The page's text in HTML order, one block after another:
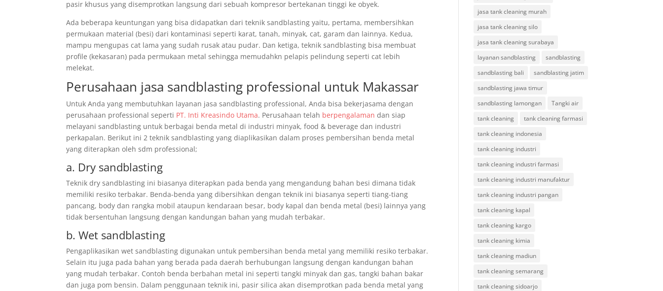
pasir khusus yang disemprotkan langsung dari sebuah kompresor bertekanan tinggi ke obyek.
Ada beberapa keuntungan yang bisa didapatkan dari teknik sandblasting yaitu, pertama, membersihkan
permukaan material (besi) dari kontaminasi seperti karat, tanah, minyak, cat, garam dan lainnya. Kedua,
mampu mengupas cat lama yang sudah rusak atau pudar. Dan ketiga, teknik sandblasting bisa membuat
profile (kekasaran) pada permukaan metal sehingga memudahkn pelapis pelindung seperti cat lebih
melekat.
Perusahaan jasa sandblasting professional untuk Makassar
Untuk Anda yang membutuhkan layanan jasa sandblasting professional, Anda bisa bekerjasama dengan
perusahaan professional seperti PT. Inti Kreasindo Utama. Perusahaan telah berpengalaman dan siap
melayani sandblasting untuk berbagai benda metal di industri minyak, food & beverage dan industri
perkapalan. Berikut ini 2 teknik sandblasting yang diaplikasikan dalam proses pembersihan benda metal
yang diterapkan oleh sdm professional;
a. Dry sandblasting
Teknik dry sandblasting ini biasanya diterapkan pada benda yang mengandung bahan besi dimana tidak
memiliki resiko terbakar. Benda-benda yang dibersihkan dengan teknik ini biasanya seperti tiang-tiang
pancang, body dan rangka mobil ataupun kendaraan besar, body kapal dan benda metal (besi) lainnya yang
tidak bersentuhan langsung dengan kandungan bahan yang mudah terbakar.
b. Wet sandblasting
Pengaplikasikan wet sandblasting digunakan untuk pembersihan benda metal yang memiliki resiko terbakar.
Selain itu juga pada bahan yang berada pada daerah berhubungan langsung dengan kandungan bahan
yang mudah terbakar. Contoh benda berbahan metal ini seperti tangki minyak dan gas, tangki bahan bakar
dan juga pom bensin. Dalam penggunaan teknik ini, pasir silica akan disemprotkan pada benda metal yang
jasa tank cleaning murah
jasa tank cleaning silo
jasa tank cleaning surabaya
layanan sandblasting
sandblasting
sandblasting bali
sandblasting jatim
sandblasting jawa timur
sandblasting lamongan
Tangki air
tank cleaning
tank cleaning farmasi
tank cleaning indonesia
tank cleaning industri
tank cleaning industri farmasi
tank cleaning industri manufaktur
tank cleaning industri pangan
tank cleaning kapal
tank cleaning kargo
tank cleaning kimia
tank cleaning madiun
tank cleaning semarang
tank cleaning sidoarjo